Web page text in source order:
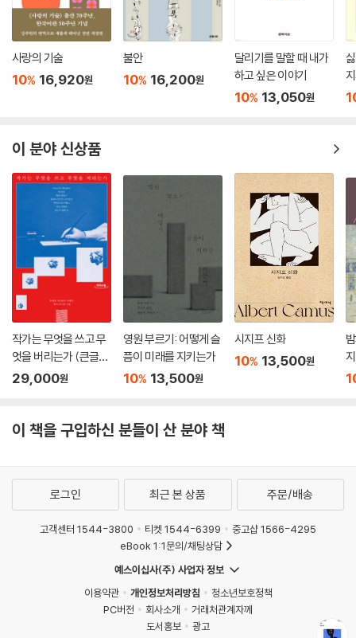
사랑의 기술
10% 16,920원
불안
10% 16,200원
달리기를 말할 때 내가
하고 싶은 이야기
10% 13,050원
이 분야 신상품
작가는 무엇을 쓰고 무
엇을 버리는가 (큰글자
도서)
29,000원
영원 부르기: 어떻게 슬
픔이 미래를 지키는가
10% 13,500원
시지프 신화
10% 13,500원
지
이 책을 구입하신 분들이 산 분야 책
로그인 최근 본 상품 주문/배송
고객센터 1544-3800 티켓 1544-6399
중고샵 1566-4295
eBook 1:1문의/채팅상담
예스이십사(주) 사업자 정보
이용약관
개인정보처리방침
청소년보호정책
PC버전
회사소개
거래처관계자께
도서홍보
광고